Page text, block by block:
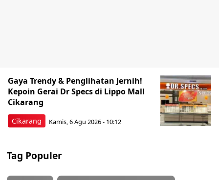
Cikarang
Gaya Trendy & Penglihatan Jernih!
Kepoin Gerai Dr Specs di Lippo Mall
Cikarang
Kamis, 6 Agu 2026 - 10:12
Tag Populer